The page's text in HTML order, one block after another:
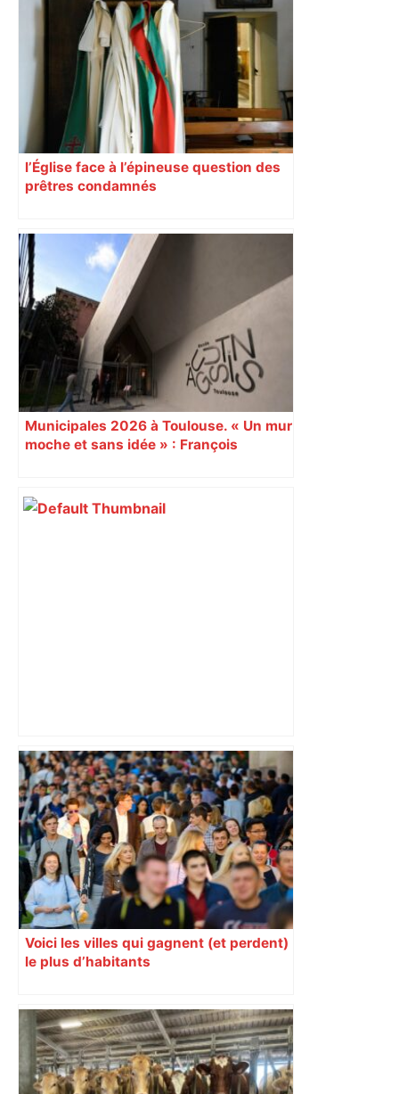
l’Église face à l’épineuse question des
prêtres condamnés
Municipales 2026 à Toulouse. « Un mur
moche et sans idée » : François
Augustins
Top 14: comment Perpignan a une
nouvelle fois fait tomber Toulouse? –
RMC Sport
Voici les villes qui gagnent (et perdent)
le plus d’habitants